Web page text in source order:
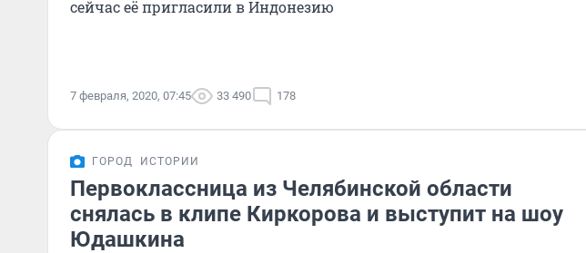
сейчас её пригласили в Индонезию
7 февраля, 2020, 07:45 33 490 178
ГОРОД ИСТОРИИ
Первоклассница из Челябинской области
снялась в клипе Киркорова и выступит на шоу
Юдашкина